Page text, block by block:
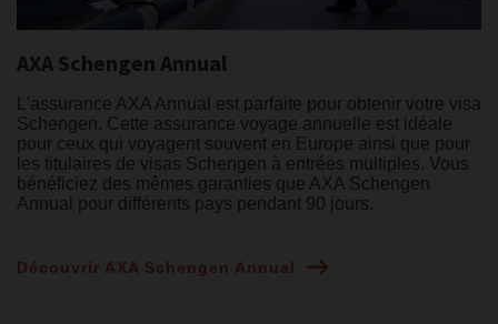
AXA Schengen Annual
L'assurance AXA Annual est parfaite pour obtenir votre visa
Schengen. Cette assurance voyage annuelle est idéale
pour ceux qui voyagent souvent en Europe ainsi que pour
les titulaires de visas Schengen à entrées multiples. Vous
bénéficiez des mêmes garanties que AXA Schengen
Annual pour différents pays pendant 90 jours.
Découvrir AXA Schengen Annual